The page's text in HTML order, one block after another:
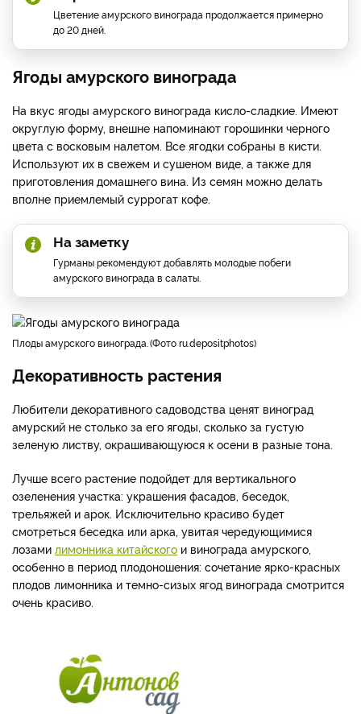
Цветение амурского винограда продолжается примерно
до 20 дней.
Ягоды амурского винограда
На вкус ягоды амурского винограда кисло-сладкие. Имеют
округлую форму, внешне напоминают горошинки черного
цвета с восковым налетом. Все ягодки собраны в кисти.
Используют их в свежем и сушеном виде, а также для
приготовления домашнего вина. Из семян можно делать
вполне приемлемый суррогат кофе.
На заметку
Гурманы рекомендуют добавлять молодые побеги
амурского винограда в салаты.
плоды амурского винограда. Фото ru.depositphotos
Декоративность растения
Любители декоративного садоводства ценят виноград
амурский не столько за его ягоды, сколько за густую
зеленую листву, окрашивающуюся к осени в разные тона.
Лучше всего растение подойдет для вертикального
озеленения участка: украшения фасадов, беседок,
трельяжей и арок. Исключительно красиво будет
смотреться беседка или арка, увитая чередующимися
лозами лимонника китайского и винограда амурского,
особенно в период плодоношения: сочетание ярко-красных
плодов лимонника и темно-сизых ягод винограда смотрится
очень красиво.